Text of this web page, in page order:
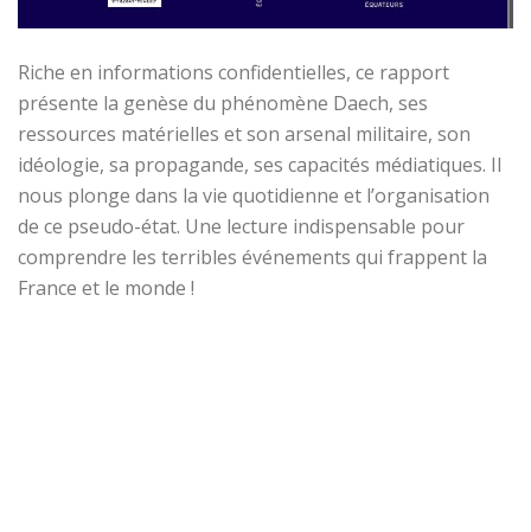
Riche en informations confidentielles, ce rapport
présente la genèse du phénomène Daech, ses
ressources matérielles et son arsenal militaire, son
idéologie, sa propagande, ses capacités médiatiques. Il
nous plonge dans la vie quotidienne et l’organisation
de ce pseudo-état. Une lecture indispensable pour
comprendre les terribles événements qui frappent la
France et le monde !